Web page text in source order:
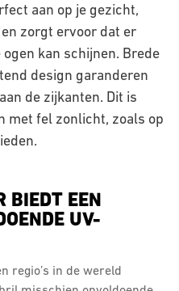
aan op je gezicht,
zorgt ervoor dat er
kan schijnen. Brede
design garanderen
de zijkanten. Dit is
met fel zonlicht, zoals op
BIEDT EEN
UV-
regio’s in de wereld